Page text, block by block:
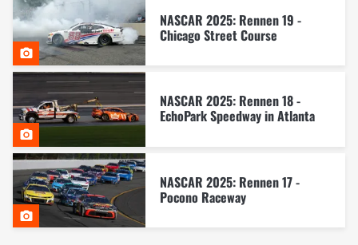
NASCAR 2025: Rennen 19 -
Chicago Street Course
NASCAR 2025: Rennen 18 -
EchoPark Speedway in Atlanta
NASCAR 2025: Rennen 17 -
Pocono Raceway